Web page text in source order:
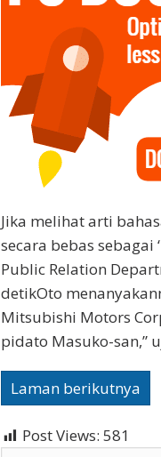
Jika melihat arti
secara bebas sebagai
Public Relation
detikOto
Mitsubishi Motors
pidato Masuko-san,”
Laman berikutnya
Post Views: 581